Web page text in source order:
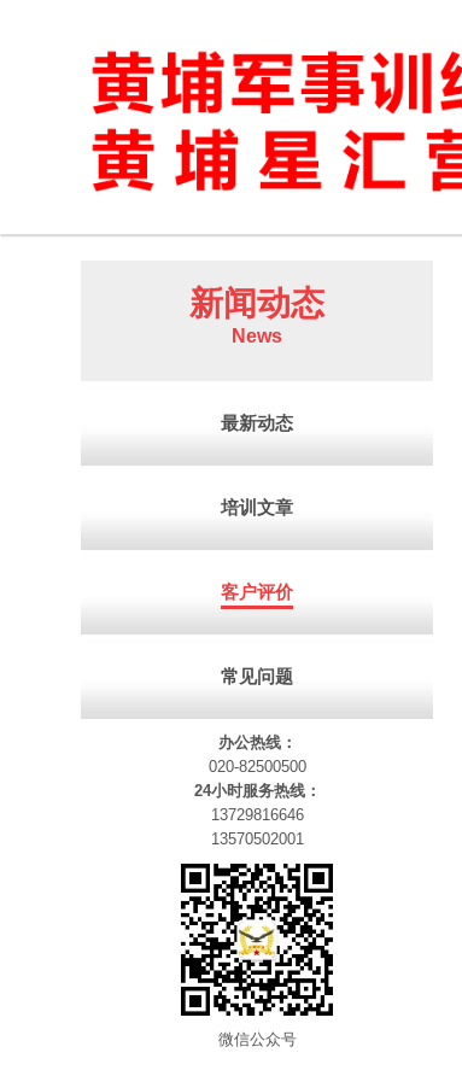
新闻动态
News
最新动态
培训文章
客户评价
常见问题
办公热线：
020-82500500
24小时服务热线：
13729816646
13570502001
微信公众号